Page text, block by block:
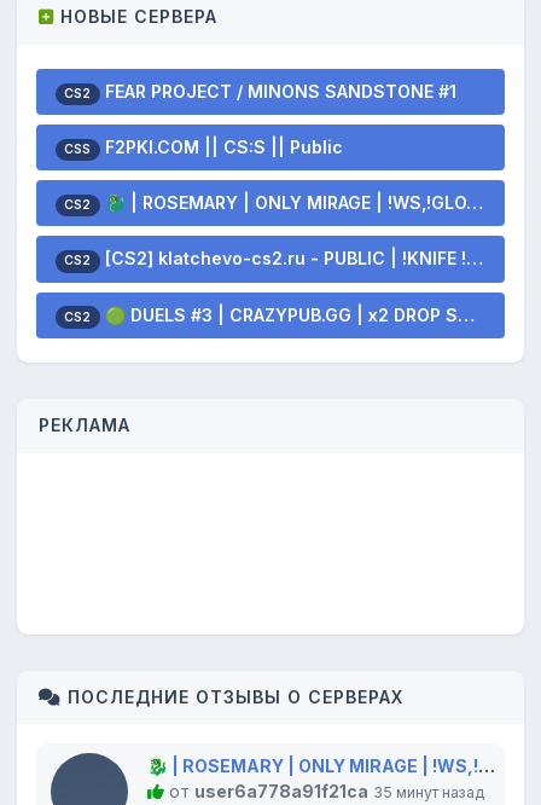
НОВЫЕ СЕРВЕРА
CS2 FEAR PROJECT / MINONS SANDSTONE #1
CSS F2PKI.COM || CS:S || Public
CS2 🐉 | ROSEMARY | ONLY MIRAGE | !WS,!GLOVES,!KNIFE 🐲
CS2 [CS2] klatchevo-cs2.ru - PUBLIC | !KNIFE !SKINS
CS2 🟢 DUELS #3 | CRAZYPUB.GG | x2 DROP SKINS
РЕКЛАМА
ПОСЛЕДНИЕ ОТЗЫВЫ О СЕРВЕРАХ
🐉 | ROSEMARY | ONLY MIRAGE | !WS,!GLOVES,!KNIFE 🐲
от user6a778a91f21ca 35 минут назад